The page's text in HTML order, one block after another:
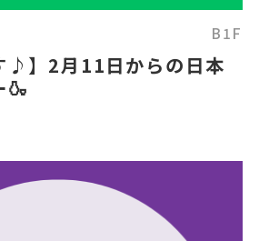
B1F
♪】2月11日からの日本
🍶